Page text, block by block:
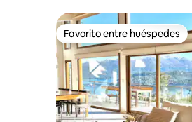
Favorito entre huéspedes
Favorito entre huéspedes